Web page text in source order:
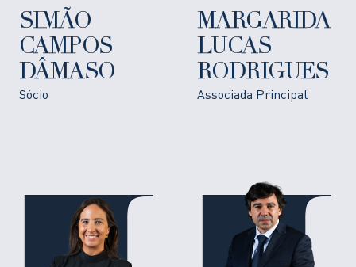
SIMÃO
CAMPOS
DÂMASO
Sócio
MARGARIDA
LUCAS
RODRIGUES
Associada Principal